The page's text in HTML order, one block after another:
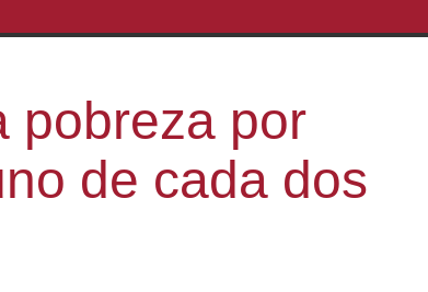
pobreza por
de cada dos